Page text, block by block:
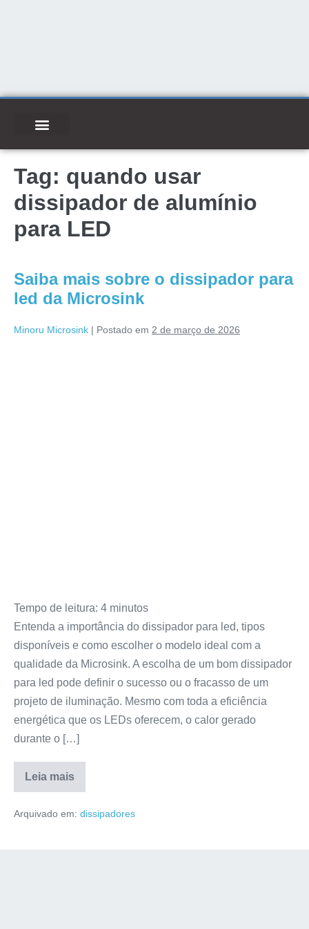
Tag: quando usar
dissipador de alumínio
para LED
Saiba mais sobre o dissipador para
led da Microsink
Minoru Microsink | Postado em 2 de março de 2026
Tempo de leitura: 4 minutos
Entenda a importância do dissipador para led, tipos
disponíveis e como escolher o modelo ideal com a
qualidade da Microsink. A escolha de um bom dissipador
para led pode definir o sucesso ou o fracasso de um
projeto de iluminação. Mesmo com toda a eficiência
energética que os LEDs oferecem, o calor gerado
durante o […]
Leia mais
Arquivado em: dissipadores